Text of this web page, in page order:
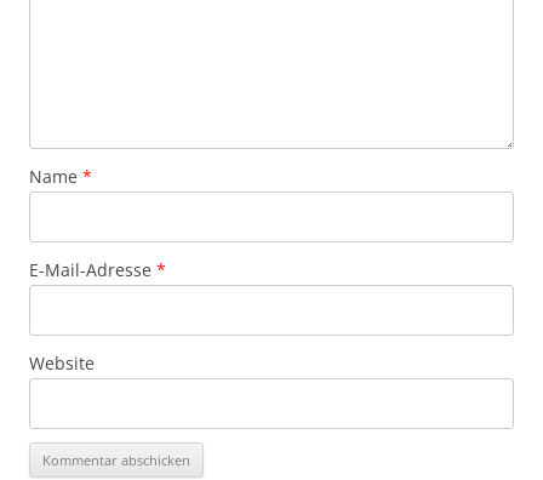
Name *
E-Mail-Adresse *
Website